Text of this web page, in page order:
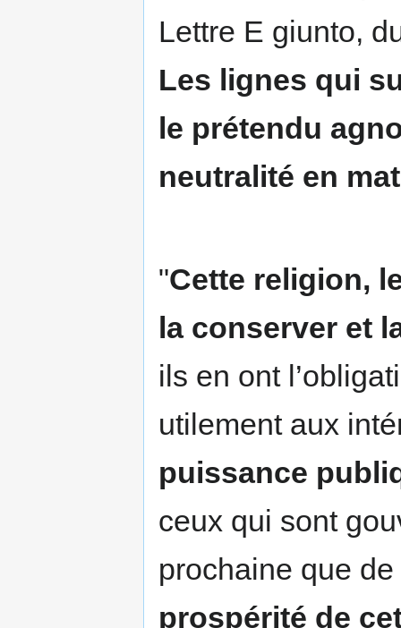
Lettre E giunto,
Les lignes qui
le prétendu
neutralité en
"Cette religion,
la conserver et
ils en ont
utilement aux
puissance
ceux qui sont
prochaine que de
prospérité de